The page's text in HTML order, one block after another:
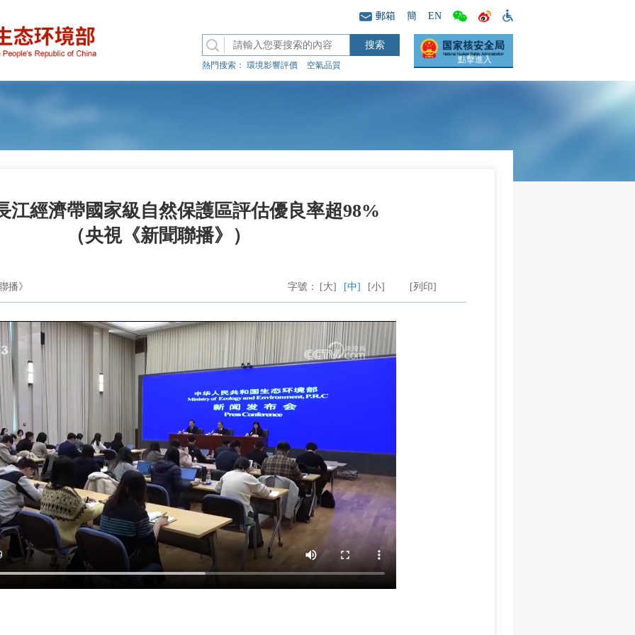
郵箱 簡 EN
熱門搜索： 環境影響評價 空氣品質
點擊進入
江經濟帶國家級自然保護區評估優良率超98%
（央視《新聞聯播》）
播》 [列印]
字號： [大] [中] [小]